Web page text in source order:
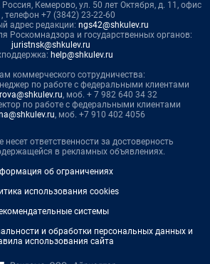
Кемерово, ул. 50 лет Октября, д. 11, офис
телефон +7 (3842) 23-22-60
адрес редакции: ngs42@shkulev.ru
Роскомнадзора и государственных органов:
juristnsk@shkulev.ru
help@shkulev.ru
коммерческого сотрудничества:
по работе с федеральными клиентами
, моб. + 7 982 640 34 32
по работе с федеральными клиентами
, моб. +7 910 402 4056
несет ответственности за достоверность
в рекламных объявлениях.
об ограничениях
использования cookies
системы
и обработки персональных данных и
использования сайта